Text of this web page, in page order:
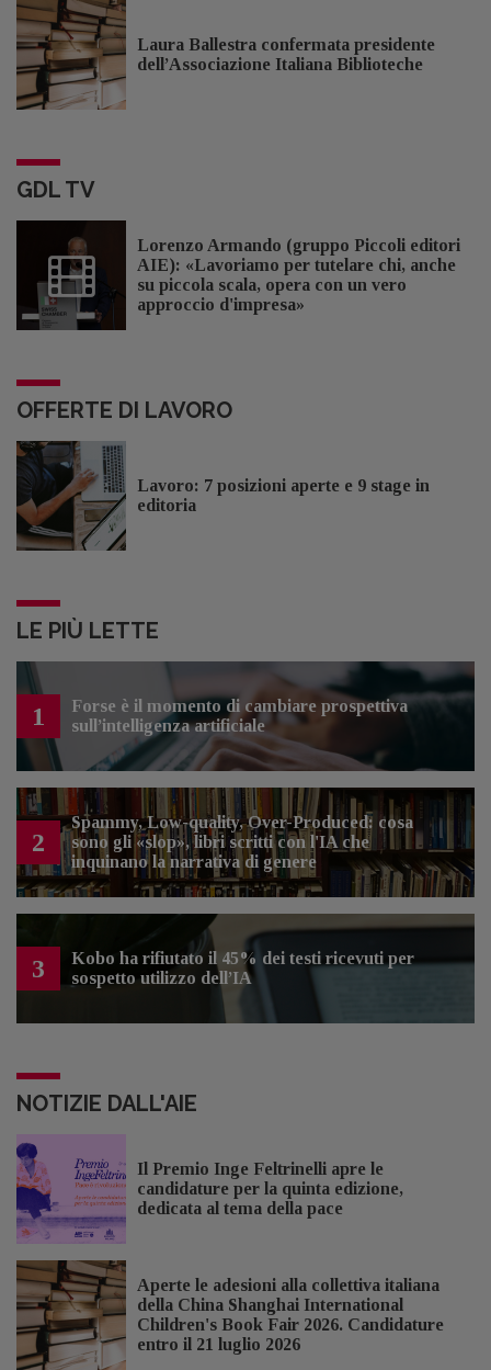
Laura Ballestra confermata presidente
dell’Associazione Italiana Biblioteche
GDL TV
Lorenzo Armando (gruppo Piccoli editori
AIE): «Lavoriamo per tutelare chi, anche
su piccola scala, opera con un vero
approccio d'impresa»
OFFERTE DI LAVORO
Lavoro: 7 posizioni aperte e 9 stage in
editoria
LE PIÙ LETTE
1
Forse è il momento di cambiare prospettiva
sull’intelligenza artificiale
2
Spammy, Low-quality, Over-Produced: cosa
sono gli «slop», libri scritti con l'IA che
inquinano la narrativa di genere
3
Kobo ha rifiutato il 45% dei testi ricevuti per
sospetto utilizzo dell’IA
NOTIZIE DALL'AIE
Il Premio Inge Feltrinelli apre le
candidature per la quinta edizione,
dedicata al tema della pace
Aperte le adesioni alla collettiva italiana
della China Shanghai International
Children's Book Fair 2026. Candidature
entro il 21 luglio 2026